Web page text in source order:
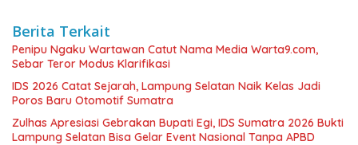
Berita Terkait
Penipu Ngaku Wartawan Catut Nama Media Warta9.com,
Sebar Teror Modus Klarifikasi
IDS 2026 Catat Sejarah, Lampung Selatan Naik Kelas Jadi
Poros Baru Otomotif Sumatra
Zulhas Apresiasi Gebrakan Bupati Egi, IDS Sumatra 2026 Bukti
Lampung Selatan Bisa Gelar Event Nasional Tanpa APBD